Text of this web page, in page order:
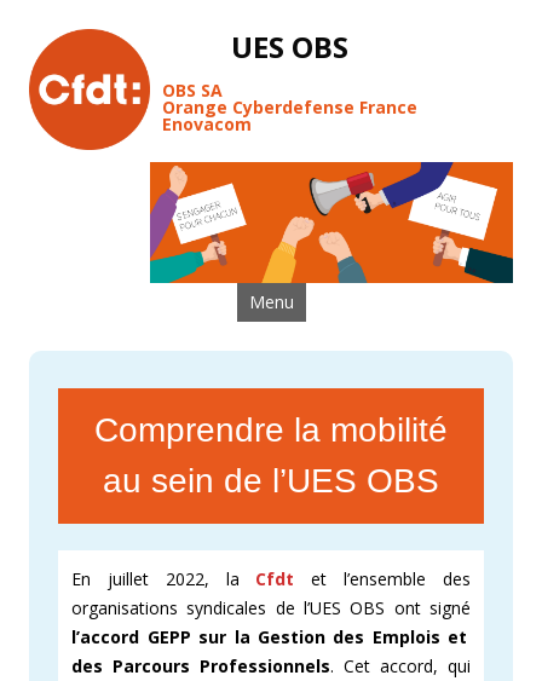
UES OBS
OBS SA
Orange Cyberdefense France
Enovacom
Menu Aller au contenu
Comprendre la mobilité
au sein de l’UES OBS
En juillet 2022, la Cfdtet l’ensemble des
organisations syndicales de l’UES OBS ont signé
l’accord GEPP sur la Gestion des Emplois et
des Parcours Professionnels. Cet accord, qui